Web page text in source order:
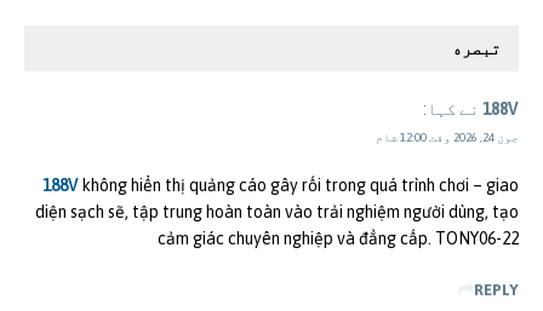
تبصره
188V نے کہا:
جون 24, 2026 وقت 12:00 شام
188V không hiển thị quảng cáo gây rối trong quá trình chơi – giao
diện sạch sẽ, tập trung hoàn toàn vào trải nghiệm người dùng, tạo
cảm giác chuyên nghiệp và đẳng cấp. TONY06-22
REPLY